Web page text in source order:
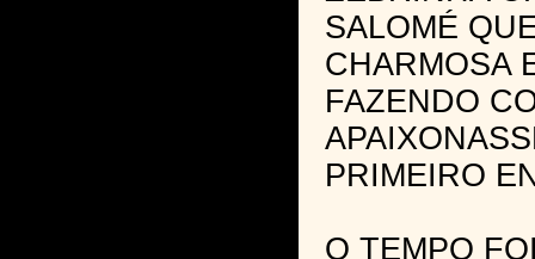
SALOMÉ
CHARMOSA
FAZENDO
PRIMEIRO
O TEMPO